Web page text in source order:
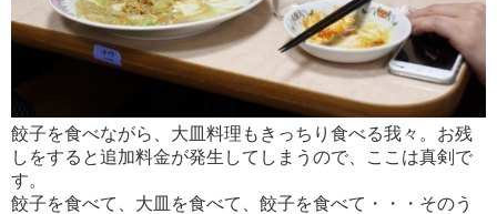
餃子を食べながら、大皿料理もきっちり食べる我々。お残
しをすると追加料金が発生してしまうので、ここは真剣で
す。
餃子を食べて、大皿を食べて、餃子を食べて・・・そのう